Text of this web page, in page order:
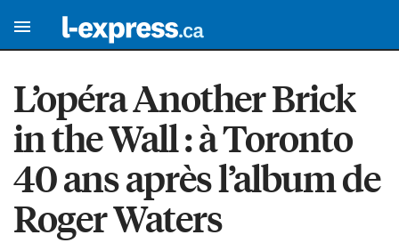
L’opéra Another Brick
in the Wall : à Toronto
40 ans après l’album de
Roger Waters